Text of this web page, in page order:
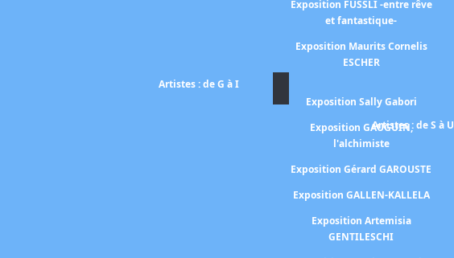
Exposition FUSSLI -entre rêve
et fantastique-
Exposition Maurits Cornelis
ESCHER
Artistes : de G à I
Exposition Sally Gabori
Exposition GAUGUIN,
l'alchimiste
Exposition Gérard GAROUSTE
Exposition GALLEN-KALLELA
Exposition Artemisia
GENTILESCHI
Artistes : de S à U